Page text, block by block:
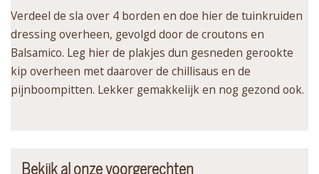
Verdeel de sla over 4 borden en doe hier de tuinkruiden
dressing overheen, gevolgd door de croutons en
Balsamico. Leg hier de plakjes dun gesneden gerookte
kip overheen met daarover de chillisaus en de
pijnboompitten. Lekker gemakkelijk en nog gezond ook.
Bekijk al onze voorgerechten